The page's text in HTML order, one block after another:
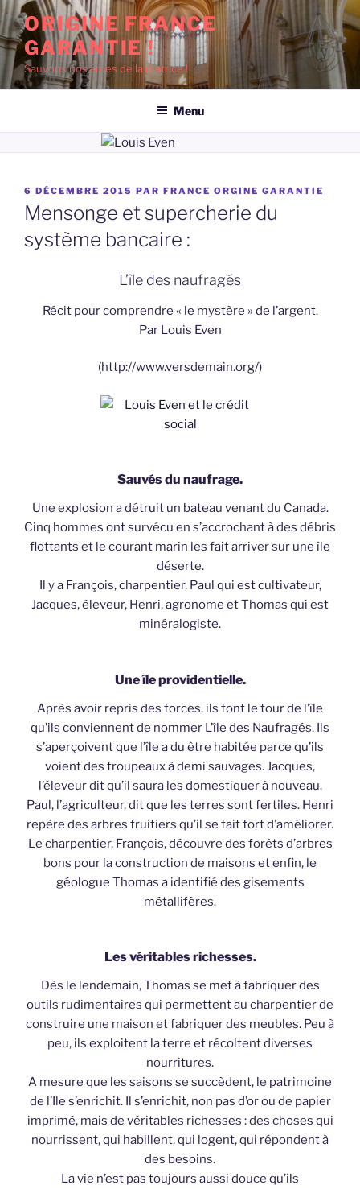
Aller
au
contenu
principal
ORIGINE FRANCE
GARANTIE !
Sauvons nos âmes de la matrice !
Menu
PUBLIÉ
LE
6 DÉCEMBRE 2015 PAR FRANCE ORGINE GARANTIE
Mensonge et supercherie du
système bancaire :
L’île des naufragés
Récit pour comprendre « le mystère » de l’argent.
Par Louis Even
(http://www.versdemain.org/)
Sauvés du naufrage.
Une explosion a détruit un bateau venant du Canada.
Cinq hommes ont survécu en s’accrochant à des débris
flottants et le courant marin les fait arriver sur une île
déserte.
Il y a François, charpentier, Paul qui est cultivateur,
Jacques, éleveur, Henri, agronome et Thomas qui est
minéralogiste.
Une île providentielle.
Après avoir repris des forces, ils font le tour de l’île
qu’ils conviennent de nommer L’île des Naufragés. Ils
s’aperçoivent que l’île a du être habitée parce qu’ils
voient des troupeaux à demi sauvages. Jacques,
l’éleveur dit qu’il saura les domestiquer à nouveau.
Paul, l’agriculteur, dit que les terres sont fertiles. Henri
repère des arbres fruitiers qu’il se fait fort d’améliorer.
Le charpentier, François, découvre des forêts d’arbres
bons pour la construction de maisons et enfin, le
géologue Thomas a identifié des gisements
métallifères.
Les véritables richesses.
Dès le lendemain, Thomas se met à fabriquer des
outils rudimentaires qui permettent au charpentier de
construire une maison et fabriquer des meubles. Peu à
peu, ils exploitent la terre et récoltent diverses
nourritures.
A mesure que les saisons se succèdent, le patrimoine
de l’Ile s’enrichit. Il s’enrichit, non pas d’or ou de papier
imprimé, mais de véritables richesses : des choses qui
nourrissent, qui habillent, qui logent, qui répondent à
des besoins.
La vie n’est pas toujours aussi douce qu’ils